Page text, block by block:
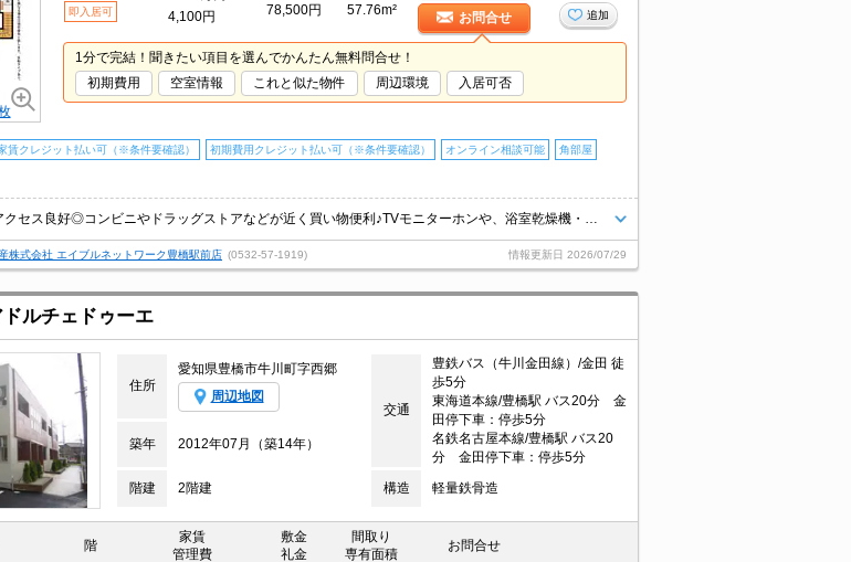
即入居可
4,100円
78,500円
57.76m²
お問合せ 追加
1分で完結！聞きたい項目を選んでかんたん無料問合せ！
初期費用
空室情報 これと似た物件 周辺環境 入居可否
賃クレジット払い可（※条件要確認） 初期費用クレジット払い可（※条件要確認） オンライン相談可能 角部屋
株式会社 エイブルネットワーク豊橋駅前店 (0532-57-1919) 情報更新日 2026/07/29
ルチェドゥーエ
住所
愛知県豊橋市牛川町字西郷
周辺地図
交通
豊鉄バス（牛川金田線）/金田 徒
歩5分
東海道本線/豊橋駅 バス20分 金
田停下車：停歩5分
名鉄名古屋本線/豊橋駅 バス20
分 金田停下車：停歩5分
築年 2012年07月（築14年）
階建 2階建 構造 軽量鉄骨造
階
家賃
管理費
敷金
礼金
間取り
専有面積
お問合せ